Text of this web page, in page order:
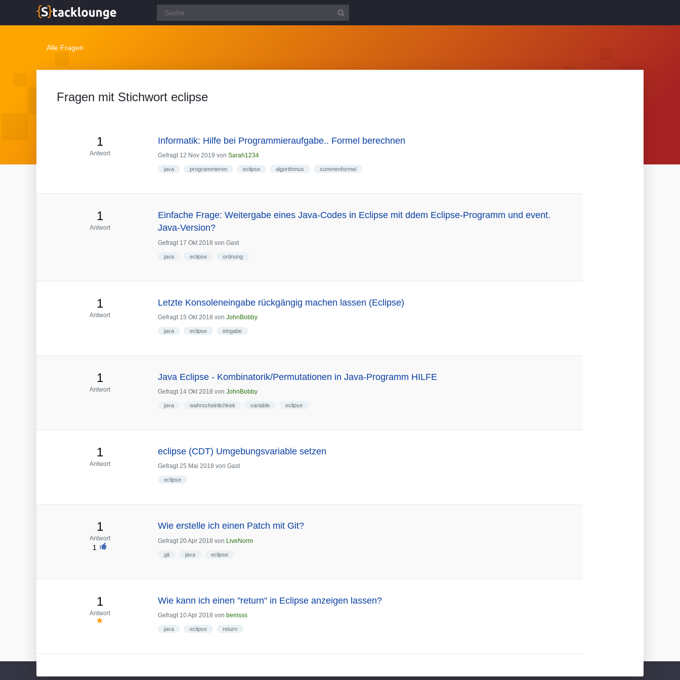
Alle Fragen
Fragen mit Stichwort eclipse
1
Antwort
Informatik: Hilfe bei Programmieraufgabe.. Formel berechnen
Gefragt 12 Nov 2019 von Sarah1234
java programmieren eclipse algorithmus summenformel
1
Antwort
Einfache Frage: Weitergabe eines Java-Codes in Eclipse mit ddem Eclipse-Programm und event.
Java-Version?
Gefragt 17 Okt 2018 von Gast
java eclipse ordnung
1
Antwort
Letzte Konsoleneingabe rückgängig machen lassen (Eclipse)
Gefragt 15 Okt 2018 von JohnBobby
java eclipse eingabe
1
Antwort
Java Eclipse - Kombinatorik/Permutationen in Java-Programm HILFE
Gefragt 14 Okt 2018 von JohnBobby
java wahrscheinlichkeit variable eclipse
1
Antwort
eclipse (CDT) Umgebungsvariable setzen
Gefragt 25 Mai 2018 von Gast
eclipse
1
Antwort
1
Wie erstelle ich einen Patch mit Git?
Gefragt 20 Apr 2018 von LiveNorm
git java eclipse
1
Antwort
Wie kann ich einen "return" in Eclipse anzeigen lassen?
Gefragt 10 Apr 2018 von benisss
java eclipse return